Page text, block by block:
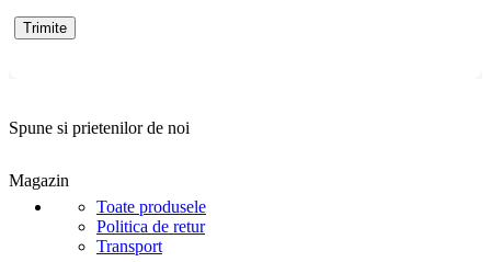
Spune si prietenilor de noi
Magazin
Toate produsele
Politica de retur
Transport